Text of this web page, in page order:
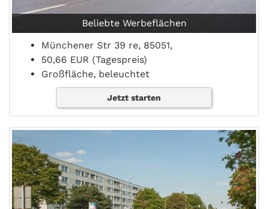
Beliebte Werbeflächen
Münchener Str 39 re, 85051,
50,66 EUR (Tagespreis)
Großfläche, beleuchtet
Jetzt starten